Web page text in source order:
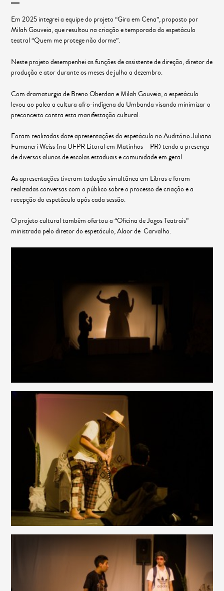
Em 2025 integrei a equipe do projeto “Gira em Cena”, proposto por
Milah Gouveia, que resultou na criação e temporada do espetáculo
teatral “Quem me protege não dorme”.
Neste projeto desempenhei as funções de assistente de direção, diretor de
produção e ator durante os meses de julho a dezembro.
Com dramaturgia de Breno Oberdan e Milah Gouveia, o espetáculo
levou ao palco a cultura afro-indígena da Umbanda visando minimizar o
preconceito contra esta manifestação cultural.
Foram realizadas doze apresentações do espetáculo no Auditório Juliano
Fumaneri Weiss (na UFPR Litoral em Matinhos – PR) tendo a presença
de diversos alunos de escolas estaduais e comunidade em geral.
As apresentações tiveram tadução simultânea em Libras e foram
realizadas conversas com o público sobre o processo de criação e a
recepção do espetáculo após cada sessão.
O projeto cultural também ofertou a “Oficina de Jogos Teatrais”
ministrada pelo diretor do espetáculo, Alaor de Carvalho.